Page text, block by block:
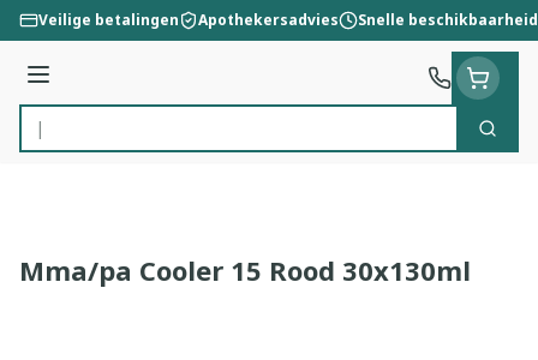
Ga naar de inhoud
Veilige betalingen Apothekersadvies Snelle beschikbaarheid
Menu
Product, merk, categorie...
Zoek
Mma/pa Cooler 15 Rood 30x130ml